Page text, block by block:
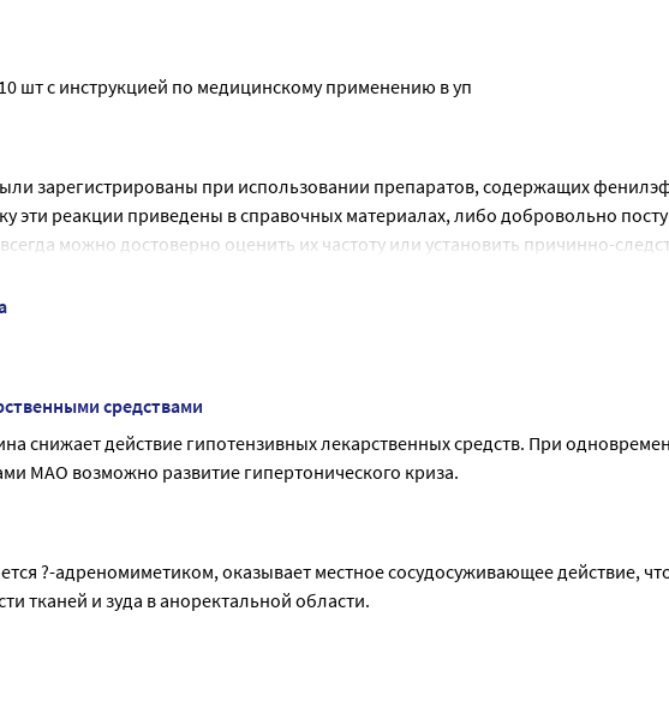
автомобиля и управлению другими механизмами
способность управлять автомобилем и другими механизмами.
шт с инструкцией по медицинскому применению в уп
зарегистрированы при использовании препаратов, содержащих
эти реакции приведены в справочных материалах, либо добровольно
можно достоверно оценить их частоту или установить причинно-
месте введения
системы
системы
давления.
средствами
снижает действие гипотензивных лекарственных средств. При
МАО возможно развитие гипертонического криза.
?-адреномиметиком, оказывает местное сосудосуживающее действие,
тканей и зуда в аноректальной области.